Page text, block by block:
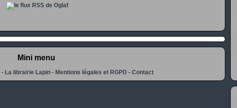
Mini menu
- La librairie Lapin- Mentions légales et RGPD - Contact